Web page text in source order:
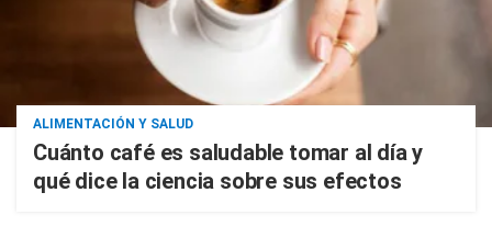
ALIMENTACIÓN Y SALUD
Cuánto café es saludable tomar al día y
qué dice la ciencia sobre sus efectos